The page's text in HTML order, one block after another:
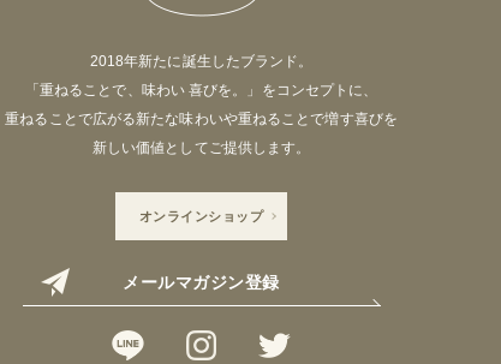
2018年新たに誕生したブランド。
「重ねることで、味わい 喜びを。」をコンセプトに、
重ねることで広がる新たな味わいや重ねることで増す喜びを
新しい価値としてご提供します。
オンラインショップ
メールマガジン登録